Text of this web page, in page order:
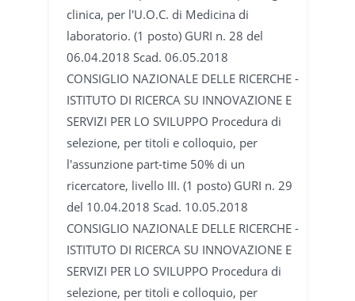
clinica, per l'U.O.C. di Medicina di
laboratorio. (1 posto) GURI n. 28 del
06.04.2018 Scad. 06.05.2018
CONSIGLIO NAZIONALE DELLE RICERCHE -
ISTITUTO DI RICERCA SU INNOVAZIONE E
SERVIZI PER LO SVILUPPO Procedura di
selezione, per titoli e colloquio, per
l'assunzione part-time 50% di un
ricercatore, livello III. (1 posto) GURI n. 29
del 10.04.2018 Scad. 10.05.2018
CONSIGLIO NAZIONALE DELLE RICERCHE -
ISTITUTO DI RICERCA SU INNOVAZIONE E
SERVIZI PER LO SVILUPPO Procedura di
selezione, per titoli e colloquio, per